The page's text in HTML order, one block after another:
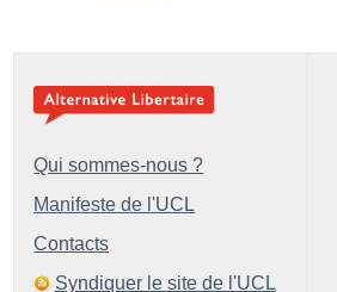
Qui sommes-nous ?
Manifeste de l'UCL
Contacts
Syndiquer le site de l'UCL